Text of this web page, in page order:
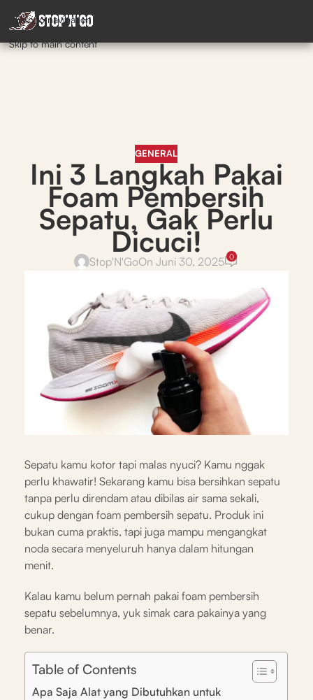
Skip to navigation
Skip to main content
GENERAL
Ini 3 Langkah Pakai
Foam Pembersih
Sepatu, Gak Perlu
Dicuci!
Stop'N'GoOn Juni 30, 2025 0
Sepatu kamu kotor tapi malas nyuci? Kamu nggak
perlu khawatir! Sekarang kamu bisa bersihkan sepatu
tanpa perlu direndam atau dibilas air sama sekali,
cukup dengan foam pembersih sepatu. Produk ini
bukan cuma praktis, tapi juga mampu mengangkat
noda secara menyeluruh hanya dalam hitungan
menit.
Kalau kamu belum pernah pakai foam pembersih
sepatu sebelumnya, yuk simak cara pakainya yang
benar.
Table of Contents
Apa Saja Alat yang Dibutuhkan untuk